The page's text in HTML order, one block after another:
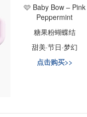
🩷 Baby Bow – Pink
Peppermint
糖果粉蝴蝶结
甜美·节日·梦幻
点击购买>>